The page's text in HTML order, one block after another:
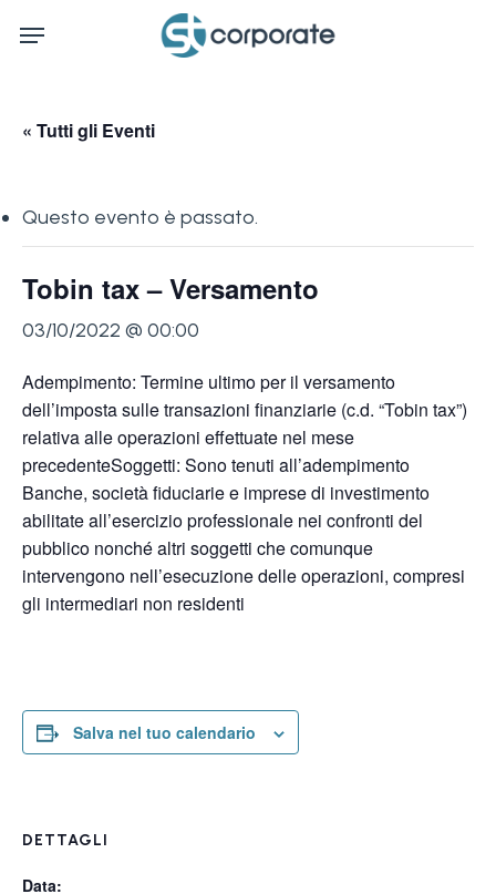
Menu
« Tutti gli Eventi
Questo evento è passato.
Tobin tax – Versamento
03/10/2022 @ 00:00
Adempimento: Termine ultimo per il versamento
dell’imposta sulle transazioni finanziarie (c.d. “Tobin tax”)
relativa alle operazioni effettuate nel mese
precedenteSoggetti: Sono tenuti all’adempimento
Banche, società fiduciarie e imprese di investimento
abilitate all’esercizio professionale nei confronti del
pubblico nonché altri soggetti che comunque
intervengono nell’esecuzione delle operazioni, compresi
gli intermediari non residenti
Salva nel tuo calendario
DETTAGLI
Data: